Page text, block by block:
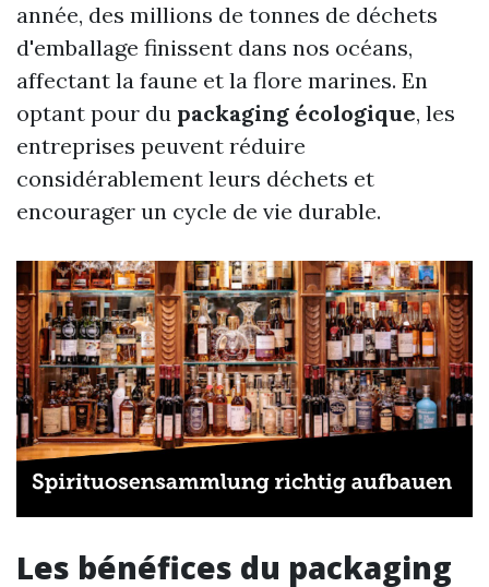
année, des millions de tonnes de déchets
d'emballage finissent dans nos océans,
affectant la faune et la flore marines. En
optant pour du packaging écologique, les
entreprises peuvent réduire
considérablement leurs déchets et
encourager un cycle de vie durable.
Les bénéfices du packaging